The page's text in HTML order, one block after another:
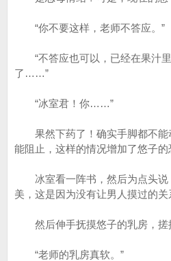
“你不要这样，老师不答应。”
“不答应也可以，已经在果汁里
了……”
“冰室君！你……”
果然下药了！确实手脚都不能
能阻止，这样的情况增加了悠子的
冰室看一阵书，然后为点头说
美，这是因为没有让男人摸过的关
然后伸手抚摸悠子的乳房，搓
“老师的乳房真软。”